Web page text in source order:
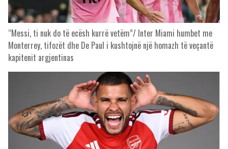
“Messi, ti nuk do të ecësh kurrë vetëm”/ Inter Miami humbet me
Monterrey, tifozët dhe De Paul i kushtojnë një homazh të veçantë
kapitenit argjentinas